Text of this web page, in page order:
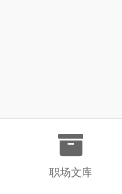
职场文库